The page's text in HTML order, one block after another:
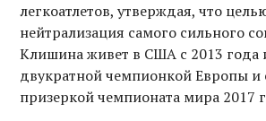
легкоатлетов, утверждая, что
нейтрализация самого сильного
Клишина живет в США с 2013 года
двукратной чемпионкой Европы и
призеркой чемпионата мира 2017